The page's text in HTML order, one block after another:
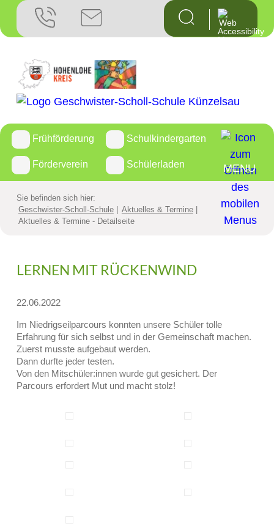
Frühförderung Schulkindergarten
Förderverein Schülerladen MENU
Sie befinden sich hier:
Geschwister-Scholl-Schule
Aktuelles & Termine
Aktuelles & Termine - Detailseite
LERNEN MIT RÜCKENWIND
22.06.2022
Im Niedrigseilparcours konnten unsere Schüler tolle
Erfahrung für sich selbst und in der Gemeinschaft machen.
Zuerst musste aufgebaut werden.
Dann durfte jeder testen.
Von den Mitschüler:innen wurde gut gesichert. Der
Parcours erfordert Mut und macht stolz!
Aktuelles
Die
Kontakt